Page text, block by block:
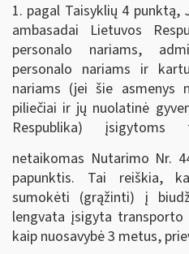
1. pagal Taisyklių 4 punktą,
ambasadai Lietuvos
personalo nariams,
personalo nariams ir
nariams (jei šie asmenys
piliečiai ir jų nuolatinė
Respublika) įsigytoms
netaikomas Nutarimo Nr.
papunktis. Tai reiškia,
sumokėti (grąžinti) į
lengvata įsigyta transporto
kaip nuosavybė 3 metus,